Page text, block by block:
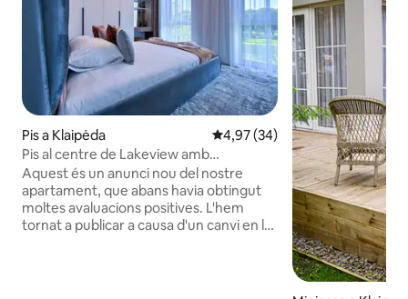
Pis a Klaipėda 4,97 de puntuació mitjana d'un
4,97 (34)
Pis al centre de Lakeview amb
aparcament gratuït
Aquest és un anunci nou del nostre
apartament, que abans havia obtingut
moltes avaluacions positives. L'hem
tornat a publicar a causa d'un canvi en la